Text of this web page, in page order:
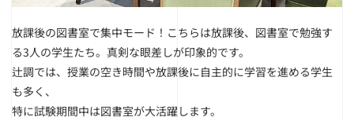
放課後の図書室で集中モード！ こちらは放課後、図書室で勉強す
る3人の学生たち。真剣な眼差しが印象的です。
辻調では、授業の空き時間や放課後に自主的に学習を進める学生
も多く、
特に試験期間中は図書室が大活躍します。